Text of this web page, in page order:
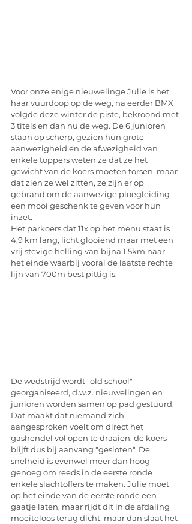
Voor onze enige nieuwelinge Julie is het
haar vuurdoop op de weg, na eerder BMX
volgde deze winter de piste, bekroond met
3 titels en dan nu de weg. De 6 junioren
staan op scherp, gezien hun grote
aanwezigheid en de afwezigheid van
enkele toppers weten ze dat ze het
gewicht van de koers moeten torsen, maar
dat zien ze wel zitten, ze zijn er op
gebrand om de aanwezige ploegleiding
een mooi geschenk te geven voor hun
inzet.
Het parkoers dat 11x op het menu staat is
4,9 km lang, licht glooiend maar met een
vrij stevige helling van bijna 1,5km naar
het einde waarbij vooral de laatste rechte
lijn van 700m best pittig is.
De wedstrijd wordt "old school"
georganiseerd, d.w.z. nieuwelingen en
junioren worden samen op pad gestuurd.
Dat maakt dat niemand zich
aangesproken voelt om direct het
gashendel vol open te draaien, de koers
blijft dus bij aanvang "gesloten". De
snelheid is evenwel meer dan hoog
genoeg om reeds in de eerste ronde
enkele slachtoffers te maken. Julie moet
op het einde van de eerste ronde een
gaatje laten, maar rijdt dit in de afdaling
moeiteloos terug dicht, maar dan slaat het